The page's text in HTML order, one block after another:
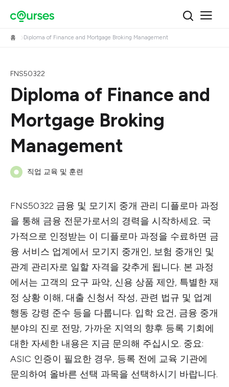
홈 Diploma of Finance and Mortgage Broking Management
FNS50322
Diploma of Finance and
Mortgage Broking
Management
직업 교육 및 훈련
FNS50322 금융 및 모기지 중개 관리 디플로마 과정
을 통해 금융 전문가로서의 경력을 시작하세요. 국
가적으로 인정받는 이 디플로마 과정을 수료하면 금
융 서비스 업계에서 모기지 중개인, 보험 중개인 및
관계 관리자로 일할 자격을 갖추게 됩니다. 본 과정
에서는 고객의 요구 파악, 신용 상품 제안, 특별한 재
정 상황 이해, 대출 신청서 작성, 관련 법규 및 업계
행동 강령 준수 등을 다룹니다. 입학 요건, 금융 중개
분야의 진로 전망, 가까운 지역의 향후 등록 기회에
대한 자세한 내용은 지금 문의해 주십시오. 중요:
ASIC 인증이 필요한 경우, 등록 전에 교육 기관에
문의하여 올바른 선택 과목을 선택하시기 바랍니다.